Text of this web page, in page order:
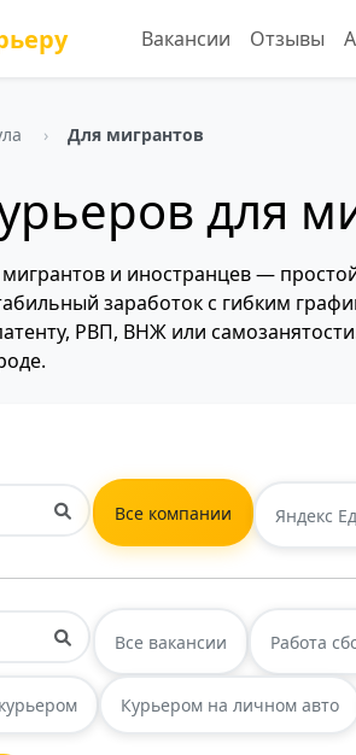
Вакансии Отзывы
Для мигрантов
для
и иностранцев —
заработок с гибким
РВП, ВНЖ или
Все компании Яндекс
Все вакансии Работа
Курьером на личном авто